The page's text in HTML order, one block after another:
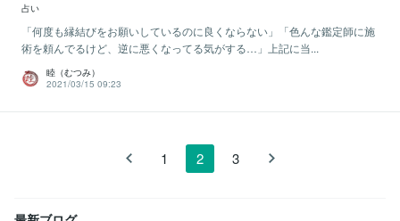
占い
「何度も縁結びをお願いしているのに良くならない」「色んな鑑定師に施
術を頼んでるけど、逆に悪くなってる気がする…」上記に当...
睦（むつみ）
2021/03/15 09:23
1 2 3